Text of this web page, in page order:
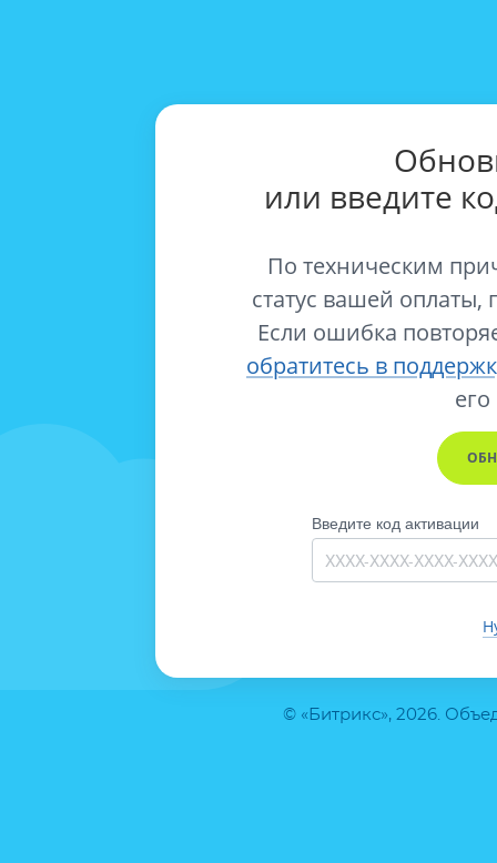
© «Битрикс», 2026.
или введите
По техническим
статус вашей оплаты,
Если ошибка
обратитесь в
его
Введите код активации